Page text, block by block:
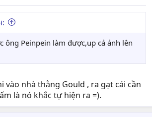
ông Peinpein làm được,up cả ảnh lên
vào nhà thằng Gould , ra gạt cái cần
là nó khắc tự hiện ra =).